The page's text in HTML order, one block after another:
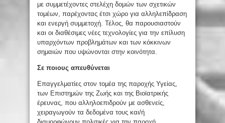
με συμμετέχοντες στελέχη δομών των σχετικών
τομέων, παρέχοντας έτσι χώρο για αλληλεπίδραση
και ενεργή συμμετοχή. Τέλος, θα παρουσιαστούν
και οι διαθέσιμες νέες τεχνολογίες για την επίλυση
υπαρχόντων προβλημάτων και των κόκκινων
σημαιών που υψώνονται στην κοινότητα.
Σε ποιους απευθύνεται
Επαγγελματίες στον τομέα της παροχής Υγείας,
των Επιστημών της Ζωής και της Βιοϊατρικής
έρευνας, που αλληλοεπιδρούν με ασθενείς,
χειραγωγούν τα δεδομένα τους και/ή